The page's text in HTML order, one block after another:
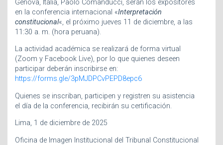
Génova, Italia, Paolo Comanducci, serán los expositores
en la conferencia internacional «Interpretación
constitucional«, el próximo jueves 11 de diciembre, a las
11:30 a. m. (hora peruana).
La actividad académica se realizará de forma virtual
(Zoom y Facebook Live), por lo que quienes deseen
participar deberán inscribirse en:
https://forms.gle/3pMJDPCvPEPD8epc6
Quienes se inscriban, participen y registren su asistencia
el día de la conferencia, recibirán su certificación.
Lima, 1 de diciembre de 2025
Oficina de Imagen Institucional del Tribunal Constitucional